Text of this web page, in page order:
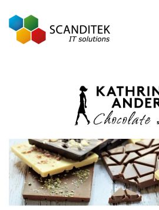
Gå til hovedindhold